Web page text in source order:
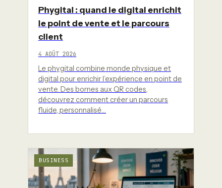
Phygital : quand le digital enrichit
le point de vente et le parcours
client
4 AOÛT 2026
Le phygital combine monde physique et
digital pour enrichir l’expérience en point de
vente. Des bornes aux QR codes,
découvrez comment créer un parcours
fluide, personnalisé…
BUSINESS